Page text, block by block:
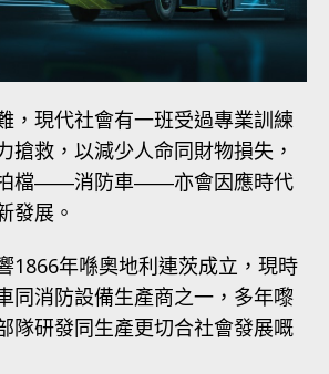
，現代社會有一班受過專業訓練
搶救，以減少人命同財物損失，
檔――消防車――亦會因應時代
發展。
1866年喺奧地利連茨成立，現時
同消防設備生產商之一，多年嚟
隊研發同生產更切合社會發展嘅